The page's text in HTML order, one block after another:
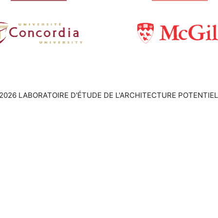
LABORATOIRE D'ÉTUDE DE L'ARCHITECTURE